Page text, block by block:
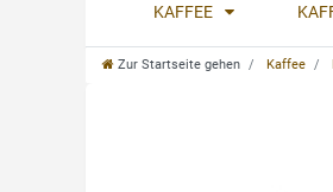
KAFFEE
Zur Startseite gehen Kaffee